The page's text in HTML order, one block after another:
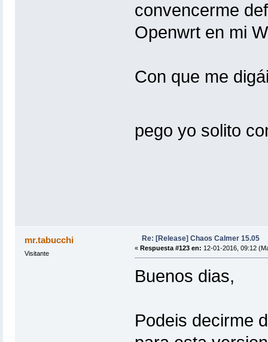
convencerme
Openwrt en mi
Con que me
pego yo solito
mr.tabucchi
Visitante
Re: [Release] Chaos Calmer 15.05
« Respuesta #123 en: 12-01-2016, 09:12
Buenos dias,
Podeis decirme